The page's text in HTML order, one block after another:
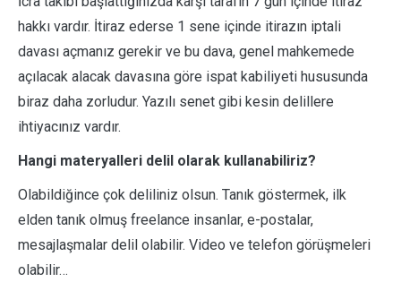
hakkı vardır. İtiraz ederse 1 sene içinde itirazın iptali
davası açmanız gerekir ve bu dava, genel mahkemede
açılacak alacak davasına göre ispat kabiliyeti hususunda
biraz daha zorludur. Yazılı senet gibi kesin delillere
ihtiyacınız vardır.
Hangi materyalleri delil olarak kullanabiliriz?
Olabildiğince çok deliliniz olsun. Tanık göstermek, ilk
elden tanık olmuş freelance insanlar, e-postalar,
mesajlaşmalar delil olabilir. Video ve telefon görüşmeleri
olabilir…